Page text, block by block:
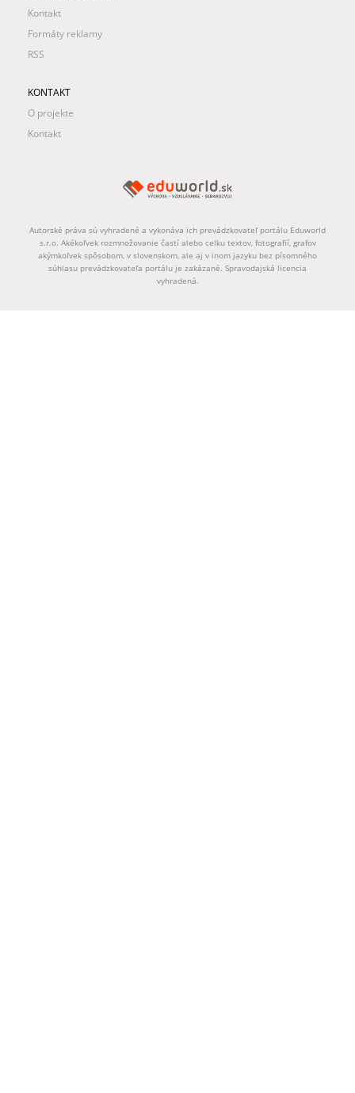
Kontakt
Formáty reklamy
RSS
KONTAKT
O projekte
Kontakt
Autorské práva sú vyhradené a vykonáva ich prevádzkovateľ portálu Eduworld
s.r.o. Akékoľvek rozmnožovanie častí alebo celku textov, fotografií, grafov
akýmkoľvek spôsobom, v slovenskom, ale aj v inom jazyku bez písomného
súhlasu prevádzkovateľa portálu je zakázané. Spravodajská licencia
vyhradená.